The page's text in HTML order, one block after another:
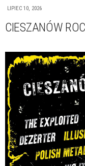
LIPIEC 10, 2026
CIESZANÓW